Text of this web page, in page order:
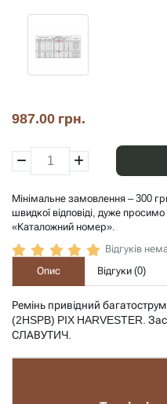
987.00 грн.
Мінімальне замовлення – 300
швидкої відповіді, дуже
«Каталожний номер».
Відгуків
Опис
Відгуки (0)
Ремінь привідний
(2HSPB) PIX HARVESTER.
СЛАВУТИЧ.